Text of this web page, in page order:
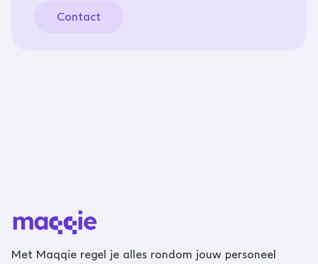
Contact
Met Maqqie regel je alles rondom jouw personeel